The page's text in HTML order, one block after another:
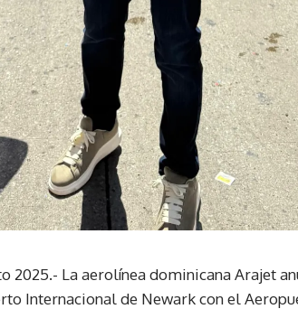
2025.- La aerolínea dominicana Arajet
Internacional de Newark con el